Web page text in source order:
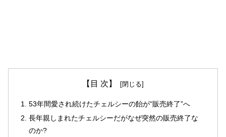
【目 次】
53年間愛され続けたチェルシーの飴が“販売終了”へ
長年親しまれたチェルシーだがなぜ突然の販売終了な
のか?